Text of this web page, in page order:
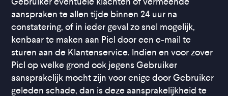
aanspraken te allen tijde binnen 24 uur na
constatering, of in ieder geval zo snel mogelijk,
kenbaar te maken aan Picl door een e-mail te
sturen aan de Klantenservice. Indien en voor zover
Picl op welke grond ook jegens Gebruiker
aansprakelijk mocht zijn voor enige door Gebruiker
geleden schade, dan is deze aansprakelijkheid te